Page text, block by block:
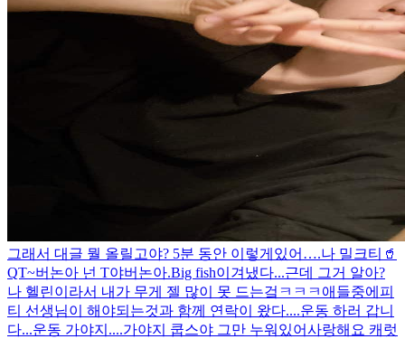
그래서 대글 뭘 올릴고야? 5분 동안 이렇게있어….나 밀크티🥤
QT~버논아 넌 T야버논아.Big fish이겨냈다...근데 그거 알아?
나 헬린이라서 내가 무게 젤 많이 못 드는겈ㅋㅋㅋ애들중에 피
티 선생님이 해야되는것과 함께 연락이 왔다....운동 하러 갑니
다...운동 가야지....가야지 쿱스야 그만 누워있어사랑해요 캐럿